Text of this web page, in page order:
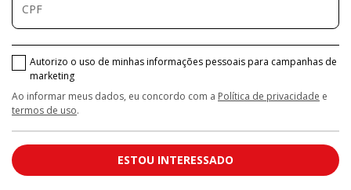
Autorizo o uso de minhas informações pessoais para campanhas de
marketing
Ao informar meus dados, eu concordo com a Política de privacidade e
termos de uso.
ESTOU INTERESSADO